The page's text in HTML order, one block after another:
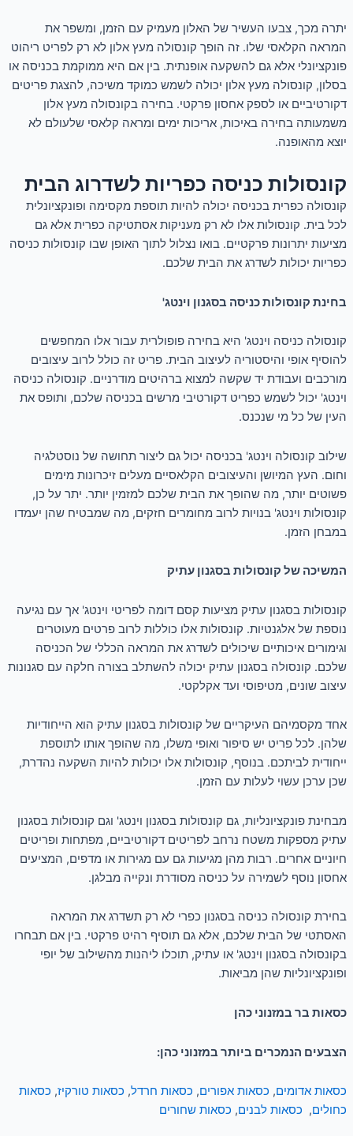
יתרה מכך, צבעו העשיר של האלון מעמיק עם הזמן, ומשפר את
המראה הקלאסי שלו. זה הופך קונסולה מעץ אלון לא רק לפריט ריהוט
פונקציונלי אלא גם להשקעה אופנתית. בין אם היא ממוקמת בכניסה או
בסלון, קונסולה מעץ אלון יכולה לשמש כמוקד משיכה, להצגת פריטים
דקורטיביים או לספק אחסון פרקטי. בחירה בקונסולה מעץ אלון
משמעותה בחירה באיכות, אריכות ימים ומראה קלאסי שלעולם לא
יוצא מהאופנה.
קונסולות כניסה כפריות לשדרוג הבית
קונסולה כפרית בכניסה יכולה להיות תוספת מקסימה ופונקציונלית
לכל בית. קונסולות אלו לא רק מעניקות אסתטיקה כפרית אלא גם
מציעות יתרונות פרקטיים. בואו נצלול לתוך האופן שבו קונסולות כניסה
כפריות יכולות לשדרג את הבית שלכם.
בחינת קונסולות כניסה בסגנון וינטג'
קונסולה כניסה וינטג' היא בחירה פופולרית עבור אלו המחפשים
להוסיף אופי והיסטוריה לעיצוב הבית. פריט זה כולל לרוב עיצובים
מורכבים ועבודת יד שקשה למצוא ברהיטים מודרניים. קונסולה כניסה
וינטג' יכול לשמש כפריט דקורטיבי מרשים בכניסה שלכם, ותופס את
העין של כל מי שנכנס.
שילוב קונסולה וינטג' בכניסה יכול גם ליצור תחושה של נוסטלגיה
וחום. העץ המיושן והעיצובים הקלאסיים מעלים זיכרונות מימים
פשוטים יותר, מה שהופך את הבית שלכם למזמין יותר. יתר על כן,
קונסולות וינטג' בנויות לרוב מחומרים חזקים, מה שמבטיח שהן יעמדו
במבחן הזמן.
המשיכה של קונסולות בסגנון עתיק
קונסולות בסגנון עתיק מציעות קסם דומה לפריטי וינטג' אך עם נגיעה
נוספת של אלגנטיות. קונסולות אלו כוללות לרוב פרטים מעוטרים
וגימורים איכותיים שיכולים לשדרג את המראה הכללי של הכניסה
שלכם. קונסולה בסגנון עתיק יכולה להשתלב בצורה חלקה עם סגנונות
עיצוב שונים, מטיפוסי ועד אקלקטי.
אחד מקסמיהם העיקריים של קונסולות בסגנון עתיק הוא הייחודיות
שלהן. לכל פריט יש סיפור ואופי משלו, מה שהופך אותו לתוספת
ייחודית לביתכם. בנוסף, קונסולות אלו יכולות להיות השקעה נהדרת,
שכן ערכן עשוי לעלות עם הזמן.
מבחינת פונקציונליות, גם קונסולות בסגנון וינטג' וגם קונסולות בסגנון
עתיק מספקות משטח נרחב לפריטים דקורטיביים, מפתחות ופריטים
חיוניים אחרים. רבות מהן מגיעות גם עם מגירות או מדפים, המציעים
אחסון נוסף לשמירה על כניסה מסודרת ונקייה מבלגן.
בחירת קונסולה כניסה בסגנון כפרי לא רק תשדרג את המראה
האסתטי של הבית שלכם, אלא גם תוסיף רהיט פרקטי. בין אם תבחרו
בקונסולה בסגנון וינטג' או עתיק, תוכלו ליהנות מהשילוב של יופי
ופונקציונליות שהן מביאות.
כסאות בר במזנוני כהן
הצבעים הנמכרים ביותר במזנוני כהן:
כסאות אדומים, כסאות אפורים, כסאות חרדל, כסאות טורקיז, כסאות
כחולים, כסאות לבנים, כסאות שחורים